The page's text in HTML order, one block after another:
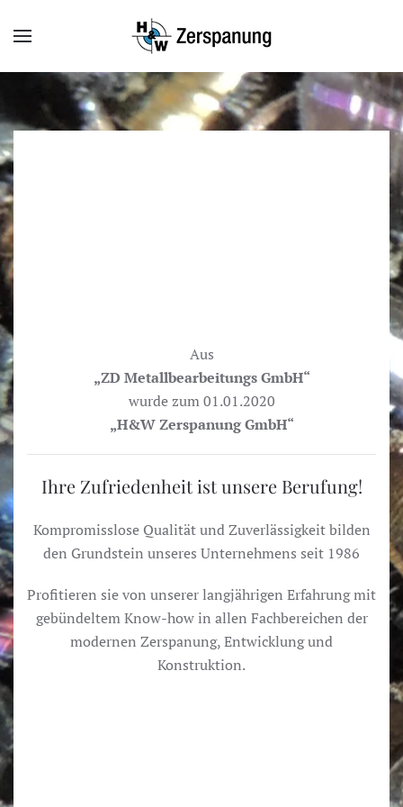
Aus
„ZD Metallbearbeitungs GmbH“
wurde zum 01.01.2020
„H&W Zerspanung GmbH“
Ihre Zufriedenheit ist unsere Berufung!
Kompromisslose Qualität und Zuverlässigkeit bilden
den Grundstein unseres Unternehmens seit 1986
Profitieren sie von unserer langjährigen Erfahrung mit
gebündeltem Know-how in allen Fachbereichen der
modernen Zerspanung, Entwicklung und
Konstruktion.